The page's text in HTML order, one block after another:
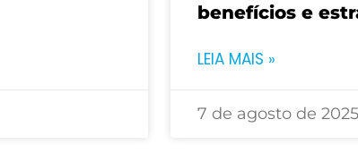
benefícios e
LEIA MAIS »
7 de agosto de 2025